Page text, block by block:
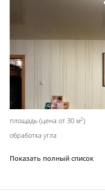
площадь (цена от 30 м2)
обработка угла
Показать полный список